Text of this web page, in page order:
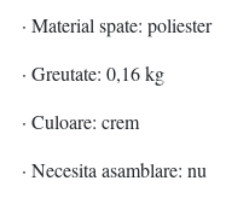
· Material spate: poliester
· Greutate: 0,16 kg
· Culoare: crem
· Necesita asamblare: nu